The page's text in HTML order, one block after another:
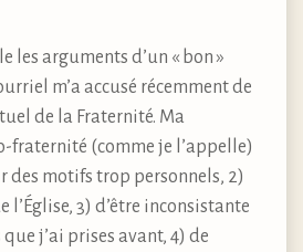
les arguments d’un « bon »
m’a accusé récemment de
de la Fraternité. Ma
fraternité (comme je l’appelle)
des motifs trop personnels, 2)
l’Église, 3) d’être inconsistante
j’ai prises avant, 4) de